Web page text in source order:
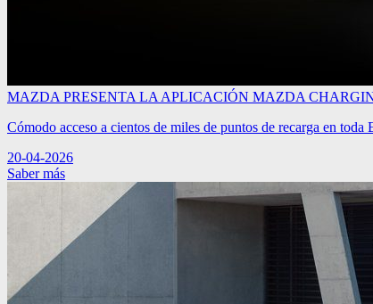
MAZDA PRESENTA LA APLICACIÓN MAZDA
Cómodo acceso a cientos de miles de puntos de recarga en
20-04-2026
Saber más